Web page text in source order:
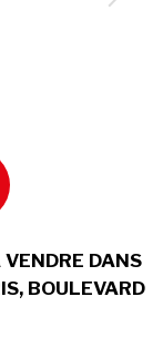
DANS
BOULEVARD